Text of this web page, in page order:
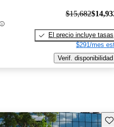
$15,682
El precio incluye tasas
$291/mes
Verif. disponibilidad